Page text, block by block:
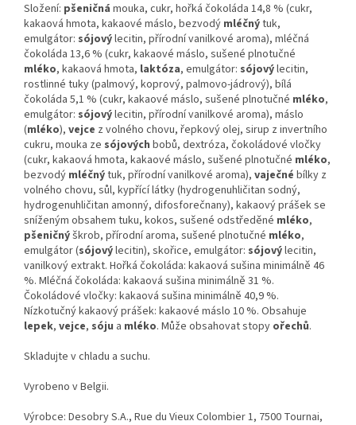
Složení: pšeničná mouka, cukr, hořká čokoláda 14,8 % (cukr,
kakaová hmota, kakaové máslo, bezvodý mléčnýtuk,
emulgátor: sójovýlecitin, přírodní vanilkové aroma), mléčná
čokoláda 13,6 % (cukr, kakaové máslo, sušené plnotučné
mléko, kakaová hmota, laktóza, emulgátor: sójovýlecitin,
rostlinné tuky (palmový, koprový, palmovo-jádrový), bílá
čokoláda 5,1 % (cukr, kakaové máslo, sušené plnotučné mléko,
emulgátor: sójovýlecitin, přírodní vanilkové aroma), máslo
(mléko), vejce z volného chovu, řepkový olej, sirup z invertního
cukru, mouka ze sójových bobů, dextróza, čokoládové vločky
(cukr, kakaová hmota, kakaové máslo, sušené plnotučné mléko,
bezvodý mléčnýtuk, přírodní vanilkové aroma), vaječné bílky z
volného chovu, sůl, kypřící látky (hydrogenuhličitan sodný,
hydrogenuhličitan amonný, difosforečnany), kakaový prášek se
sníženým obsahem tuku, kokos, sušené odstředěné mléko,
pšeničnýškrob, přírodní aroma, sušené plnotučné mléko,
emulgátor (sójovýlecitin), skořice, emulgátor: sójovýlecitin,
vanilkový extrakt. Hořká čokoláda: kakaová sušina minimálně 46
%. Mléčná čokoláda: kakaová sušina minimálně 31 %.
Čokoládové vločky: kakaová sušina minimálně 40,9 %.
Nízkotučný kakaový prášek: kakaové máslo 10 %. Obsahuje
lepek, vejce, sóju a mléko. Může obsahovat stopy ořechů.
Skladujte v chladu a suchu.
Vyrobeno v Belgii.
Výrobce: Desobry S.A., Rue du Vieux Colombier 1, 7500 Tournai,